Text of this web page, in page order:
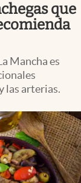
que
Mancha es
las arterias.